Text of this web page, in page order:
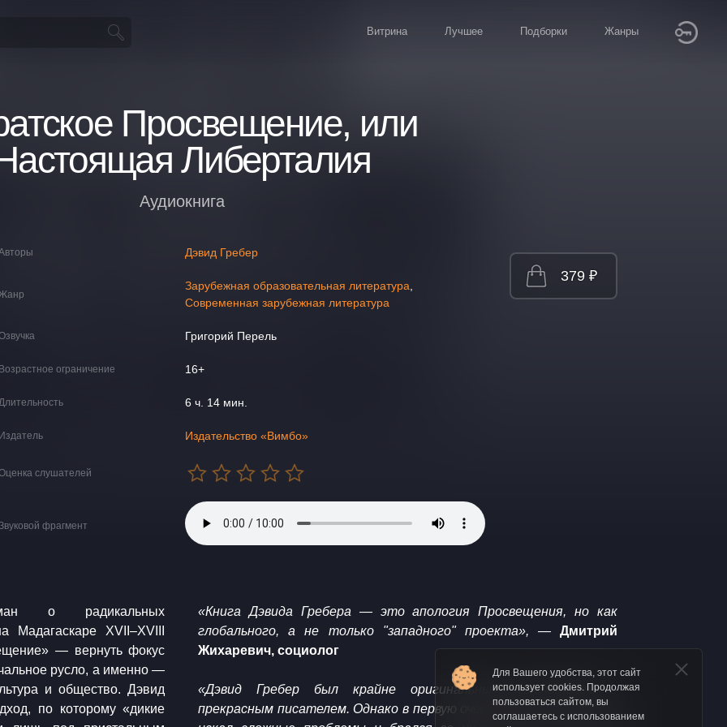
Витрина Лучшее Подборки Жанры
Просвещение, или
Либерталия
Аудиокнига
Дэвид Гребер
Зарубежная образовательная литература
Современная зарубежная литература
Григорий Перель
ограничение 16+
6 ч. 14 мин.
Издательство «Вимбо»
слушателей
фрагмент
379 ₽
о радикальных
Мадагаскаре XVII–XVIII
— вернуть фокус
русло, а именно —
и общество. Дэвид
по которому «дикие
«Книга Дэвида Гребера — это апология Просвещения, но как
глобального, а не только "западного" проекта», —
Дмитрий
Жихаревич, социолог
«Дэвид Гребер был крайне оригинальным мыслителем и
прекрасным писателем. Однако в первую очередь он был тем, кто
Для Вашего удобства, этот сайт
использует cookies. Продолжая
пользоваться сайтом, вы
соглашаетесь с использованием